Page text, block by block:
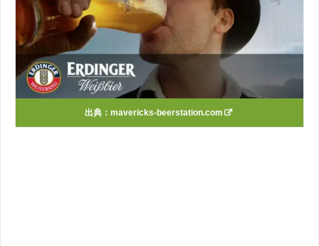
出典： mavericks-beerstation.com